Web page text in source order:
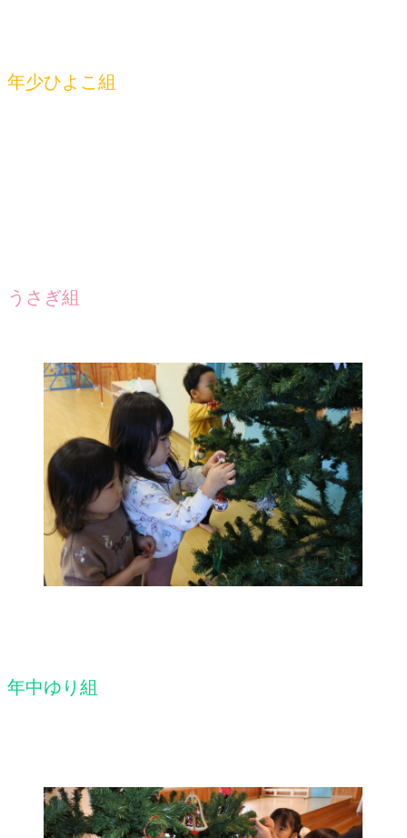
年少ひよこ組
うさぎ組
年中ゆり組